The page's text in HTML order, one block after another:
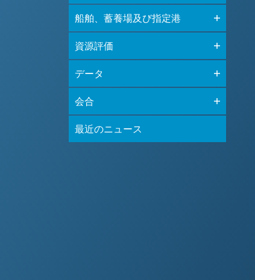
船舶、蓄養場及び指定港
資源評価
データ
会合
最近のニュース